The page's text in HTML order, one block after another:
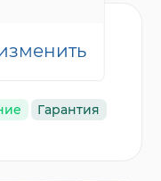
Гарантия